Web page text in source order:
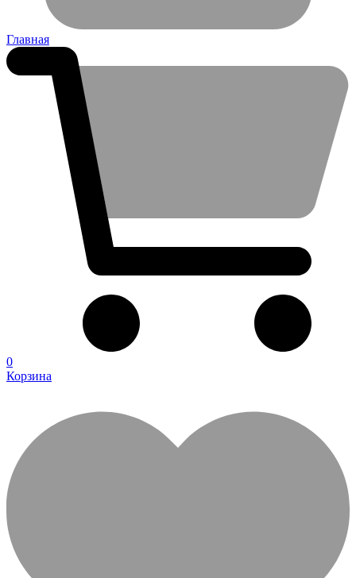
Главная
0
Корзина